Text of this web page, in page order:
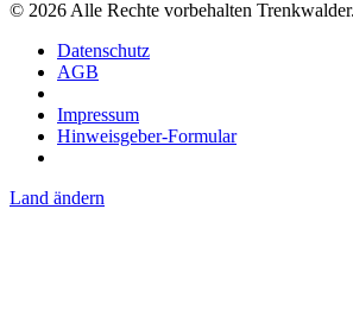
© 2026 Alle Rechte vorbehalten Trenkwalder.
Datenschutz
AGB
Impressum
Hinweisgeber-Formular
Land ändern